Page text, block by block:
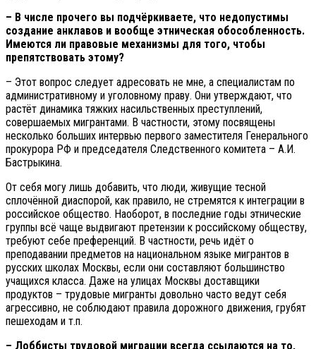
– В числе прочего вы подчёркиваете, что недопустимы
создание анклавов и вообще этническая обособленность.
Имеются ли правовые механизмы для того, чтобы
препятствовать этому?
– Этот вопрос следует адресовать не мне, а специалистам по
административному и уголовному праву. Они утверждают, что
растёт динамика тяжких насильственных преступлений,
совершаемых мигрантами. В частности, этому посвящены
несколько больших интервью первого заместителя Генерального
прокурора РФ и председателя Следственного комитета – А.И.
Бастрыкина.
От себя могу лишь добавить, что люди, живущие тесной
сплочённой диаспорой, как правило, не стремятся к интеграции в
российское общество. Наоборот, в последние годы этнические
группы всё чаще выдвигают претензии к российскому обществу,
требуют себе преференций. В частности, речь идёт о
преподавании предметов на национальном языке мигрантов в
русских школах Москвы, если они составляют большинство
учащихся класса. Даже на улицах Москвы доставщики
продуктов – трудовые мигранты довольно часто ведут себя
агрессивно, не соблюдают правила дорожного движения, грубят
пешеходам и т.п.
– Лоббисты трудовой миграции всегда ссылаются на то,